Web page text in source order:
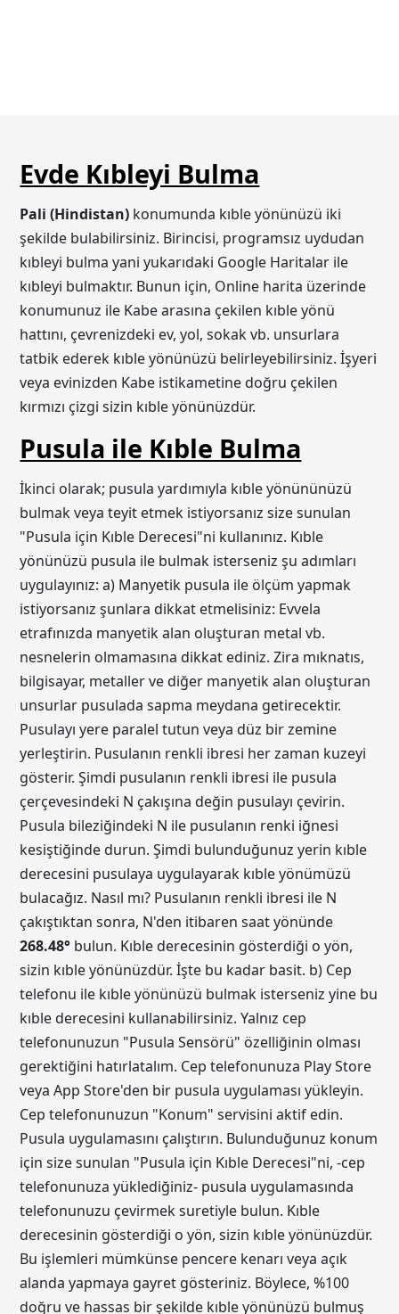
Evde Kıbleyi Bulma
Pali (Hindistan) konumunda kıble yönünüzü iki
şekilde bulabilirsiniz. Birincisi, programsız uydudan
kıbleyi bulma yani yukarıdaki Google Haritalar ile
kıbleyi bulmaktır. Bunun için, Online harita üzerinde
konumunuz ile Kabe arasına çekilen kıble yönü
hattını, çevrenizdeki ev, yol, sokak vb. unsurlara
tatbik ederek kıble yönünüzü belirleyebilirsiniz. İşyeri
veya evinizden Kabe istikametine doğru çekilen
kırmızı çizgi sizin kıble yönünüzdür.
Pusula ile Kıble Bulma
İkinci olarak; pusula yardımıyla kıble yönününüzü
bulmak veya teyit etmek istiyorsanız size sunulan
"Pusula için Kıble Derecesi"ni kullanınız. Kıble
yönünüzü pusula ile bulmak isterseniz şu adımları
uygulayınız: a) Manyetik pusula ile ölçüm yapmak
istiyorsanız şunlara dikkat etmelisiniz: Evvela
etrafınızda manyetik alan oluşturan metal vb.
nesnelerin olmamasına dikkat ediniz. Zira mıknatıs,
bilgisayar, metaller ve diğer manyetik alan oluşturan
unsurlar pusulada sapma meydana getirecektir.
Pusulayı yere paralel tutun veya düz bir zemine
yerleştirin. Pusulanın renkli ibresi her zaman kuzeyi
gösterir. Şimdi pusulanın renkli ibresi ile pusula
çerçevesindeki N çakışına değin pusulayı çevirin.
Pusula bileziğindeki N ile pusulanın renki iğnesi
kesiştiğinde durun. Şimdi bulunduğunuz yerin kıble
derecesini pusulaya uygulayarak kıble yönümüzü
bulacağız. Nasıl mı? Pusulanın renkli ibresi ile N
çakıştıktan sonra, N'den itibaren saat yönünde
268.48° bulun. Kıble derecesinin gösterdiği o yön,
sizin kıble yönünüzdür. İşte bu kadar basit. b) Cep
telefonu ile kıble yönünüzü bulmak isterseniz yine bu
kıble derecesini kullanabilirsiniz. Yalnız cep
telefonunuzun "Pusula Sensörü" özelliğinin olması
gerektiğini hatırlatalım. Cep telefonunuza Play Store
veya App Store'den bir pusula uygulaması yükleyin.
Cep telefonunuzun "Konum" servisini aktif edin.
Pusula uygulamasını çalıştırın. Bulunduğunuz konum
için size sunulan "Pusula için Kıble Derecesi"ni, -cep
telefonunuza yüklediğiniz- pusula uygulamasında
telefonunuzu çevirmek suretiyle bulun. Kıble
derecesinin gösterdiği o yön, sizin kıble yönünüzdür.
Bu işlemleri mümkünse pencere kenarı veya açık
alanda yapmaya gayret gösteriniz. Böylece, %100
doğru ve hassas bir şekilde kıble yönünüzü bulmuş